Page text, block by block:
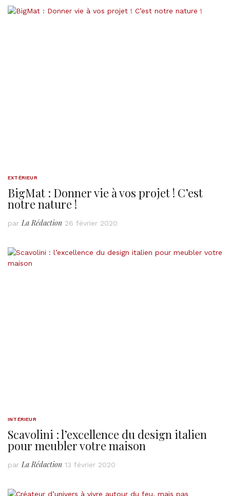
EXTÉRIEUR
BigMat : Donner vie à vos projet ! C’est
notre nature !
par La Rédaction 26 février 2020
INTÉRIEUR
Scavolini : l’excellence du design italien
pour meubler votre maison
par La Rédaction 13 février 2020